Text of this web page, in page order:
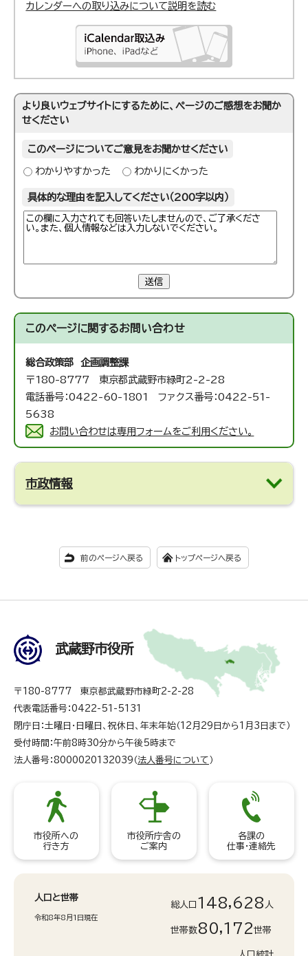
カレンダーへの取り込みについて説明を読む
より良いウェブサイトにするために、ページのご感想をお聞か
せください
このページについてご意見をお聞かせください
わかりやすかった わかりにくかった
具体的な理由を記入してください（200字以内）
送信
このページに関するお問い合わせ
総合政策部 企画調整課
〒180-8777 東京都武蔵野市緑町2-2-28
電話番号：0422-60-1801 ファクス番号：0422-51-
5638
お問い合わせは専用フォームをご利用ください。
市政情報
前のページへ戻る トップページへ戻る
武蔵野市役所
〒180-8777 東京都武蔵野市緑町2-2-28
代表電話番号：0422-51-5131
閉庁日：土曜日・日曜日、祝休日、年末年始（12月29日から1月3日まで）
受付時間：午前8時30分から午後5時まで
法人番号：8000020132039（ 法人番号について ）
市役所への
行き方
市役所庁舎の
ご案内
各課の
仕事・連絡先
人口と世帯
令和8年8月1日現在
総人口 148,628 人
世帯数80,172世帯